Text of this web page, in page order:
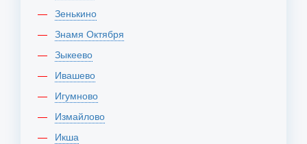
Зенькино
Знамя Октября
Зыкеево
Ивашево
Игумново
Измайлово
Икша